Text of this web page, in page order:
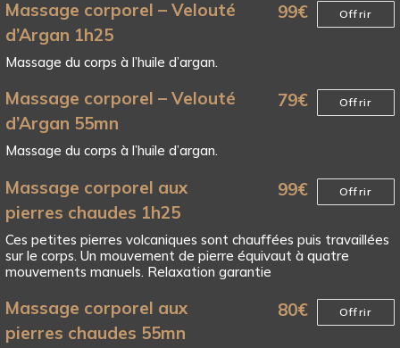
Massage corporel – Velouté
d’Argan 1h25
99€ Offrir
Massage du corps à l’huile d’argan.
Massage corporel – Velouté
d’Argan 55mn
79€ Offrir
Massage du corps à l’huile d’argan.
Massage corporel aux
pierres chaudes 1h25
99€ Offrir
Ces petites pierres volcaniques sont chauffées puis travaillées
sur le corps. Un mouvement de pierre équivaut à quatre
mouvements manuels. Relaxation garantie
Massage corporel aux
pierres chaudes 55mn
80€ Offrir